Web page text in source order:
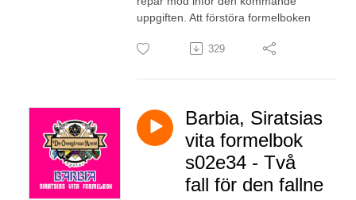
uppgiften. Att förstöra formelboken
329
Barbia, Siratsias
vita formelbok
s02e34 - Två
fall för den fallne